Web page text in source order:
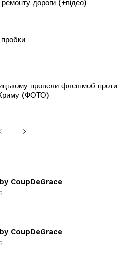
дороги (+відео)
провели флешмоб проти
Криму (ФОТО)
CoupDeGrace
CoupDeGrace